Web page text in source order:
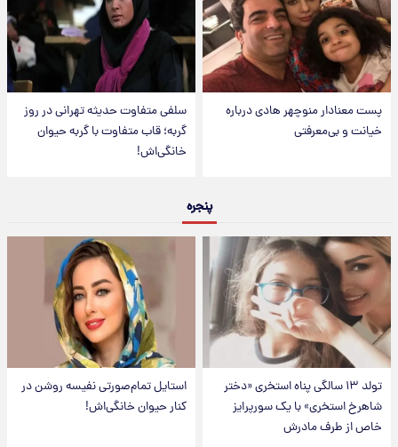
پست معنادار منوچهر هادی درباره
خیانت و بی‌معرفتی
سلفی متفاوت حدیثه تهرانی در روز
گربه؛ قاب متفاوت با گربه حیوان
خانگی‌اش!
پنجره
تولد ۱۳ سالگی پناه استخری «دختر
شاهرخ استخری» با یک سورپرایز
خاص از طرف مادرش
استایل تمام‌صورتی نفیسه روشن در
کنار حیوان خانگی‌اش!